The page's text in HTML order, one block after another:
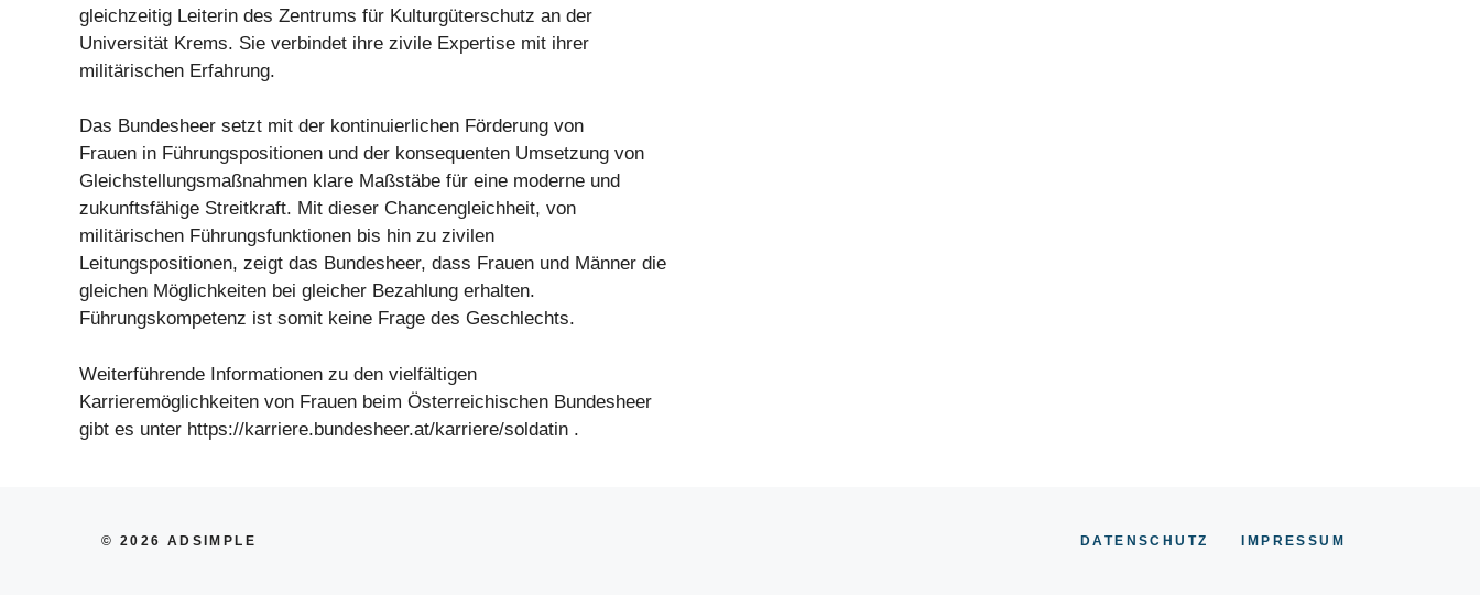
gleichzeitig Leiterin des Zentrums für Kulturgüterschutz an der
Universität Krems. Sie verbindet ihre zivile Expertise mit ihrer
militärischen Erfahrung.
Das Bundesheer setzt mit der kontinuierlichen Förderung von
Frauen in Führungspositionen und der konsequenten Umsetzung von
Gleichstellungsmaßnahmen klare Maßstäbe für eine moderne und
zukunftsfähige Streitkraft. Mit dieser Chancengleichheit, von
militärischen Führungsfunktionen bis hin zu zivilen
Leitungspositionen, zeigt das Bundesheer, dass Frauen und Männer die
gleichen Möglichkeiten bei gleicher Bezahlung erhalten.
Führungskompetenz ist somit keine Frage des Geschlechts.
Weiterführende Informationen zu den vielfältigen
Karrieremöglichkeiten von Frauen beim Österreichischen Bundesheer
gibt es unter https://karriere.bundesheer.at/karriere/soldatin .
© 2026 ADSIMPLE DATENSCHUTZ IMPRESSUM